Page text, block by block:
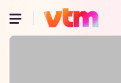
Oeps,